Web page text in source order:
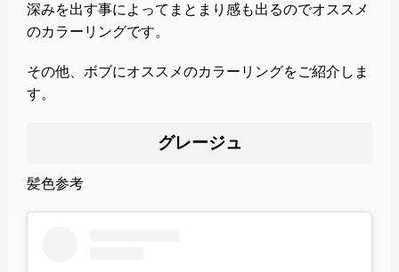
深みを出す事によってまとまり感も出るのでオススメ
のカラーリングです。
その他、ボブにオススメのカラーリングをご紹介しま
す。
グレージュ
髪色参考